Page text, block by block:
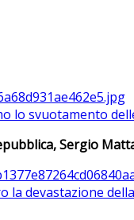
lo svuotamento
Sergio
la devastazione